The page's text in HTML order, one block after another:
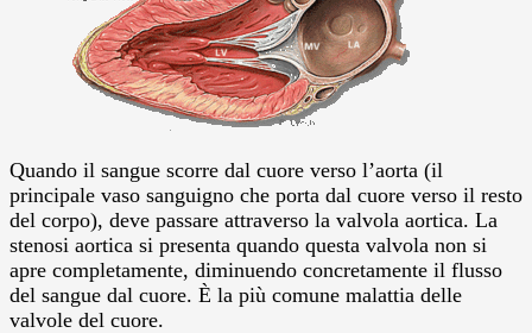
Quando il sangue scorre dal cuore verso l’aorta (il
principale vaso sanguigno che porta dal cuore verso il resto
del corpo), deve passare attraverso la valvola aortica. La
stenosi aortica si presenta quando questa valvola non si
apre completamente, diminuendo concretamente il flusso
del sangue dal cuore. È la più comune malattia delle
valvole del cuore.